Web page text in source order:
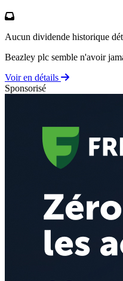
Aucun dividende historique
Beazley plc semble n'avoir
Voir en détails
Sponsorisé